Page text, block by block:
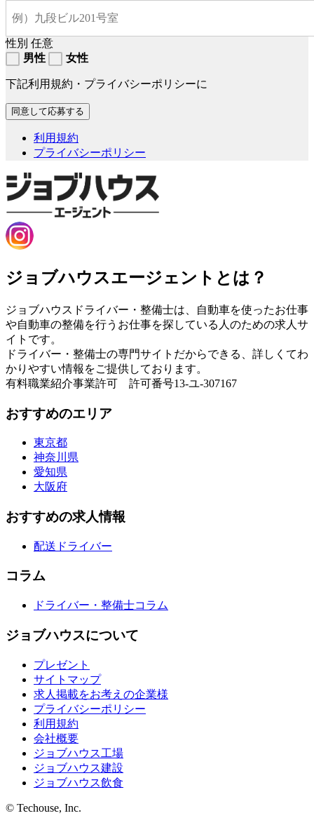
性別 任意
男性
女性
下記利用規約・プライバシーポリシーに
利用規約
プライバシーポリシー
ジョブハウスエージェントとは？
ジョブハウスドライバー・整備士は、自動車を使ったお仕事
や自動車の整備を行うお仕事を探している人のための求人サ
イトです。
ドライバー・整備士の専門サイトだからできる、詳しくてわ
かりやすい情報をご提供しております。
有料職業紹介事業許可 許可番号13-ユ-307167
おすすめのエリア
東京都
神奈川県
愛知県
大阪府
おすすめの求人情報
配送ドライバー
コラム
ドライバー・整備士コラム
ジョブハウスについて
プレゼント
サイトマップ
求人掲載をお考えの企業様
プライバシーポリシー
利用規約
会社概要
ジョブハウス工場
ジョブハウス建設
ジョブハウス飲食
© Techouse, Inc.